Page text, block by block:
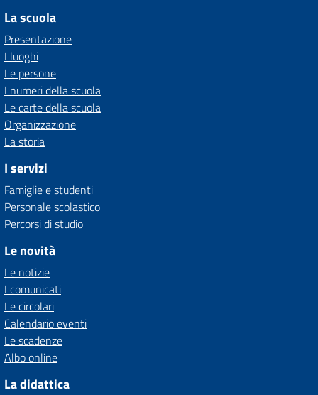
La scuola
Presentazione
I luoghi
Le persone
I numeri della scuola
Le carte della scuola
Organizzazione
La storia
I servizi
Famiglie e studenti
Personale scolastico
Percorsi di studio
Le novità
Le notizie
I comunicati
Le circolari
Calendario eventi
Le scadenze
Albo online
La didattica